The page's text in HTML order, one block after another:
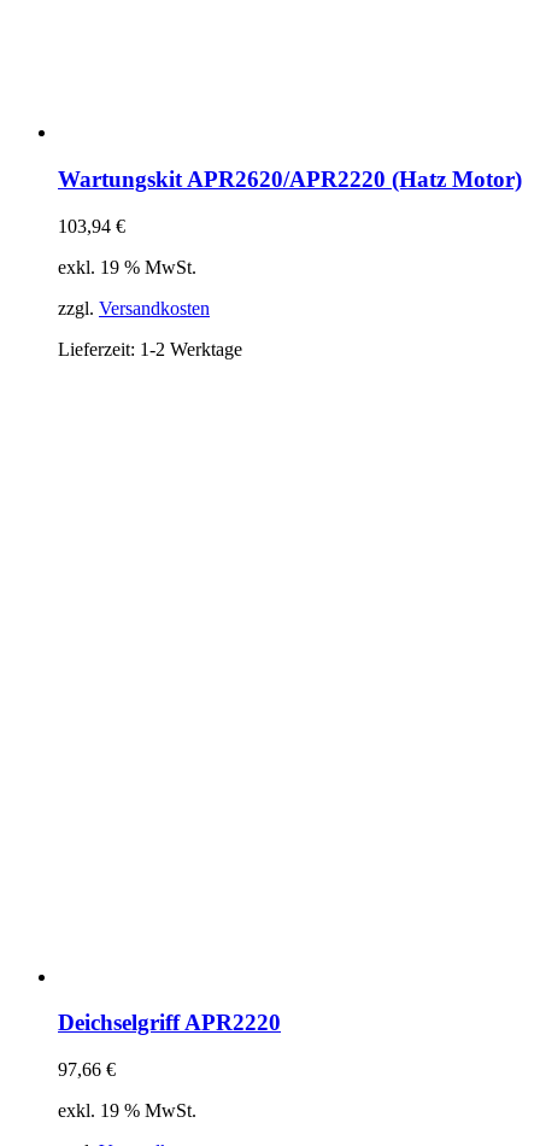
Wartungskit APR2620/APR2220 (Hatz Motor)
103,94 €
exkl. 19 % MwSt.
zzgl. Versandkosten
Lieferzeit: 1-2 Werktage
Deichselgriff APR2220
97,66 €
exkl. 19 % MwSt.